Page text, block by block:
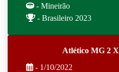
- Mineirão
- Brasileiro 2023
Atlético MG 2
- 1/10/2022